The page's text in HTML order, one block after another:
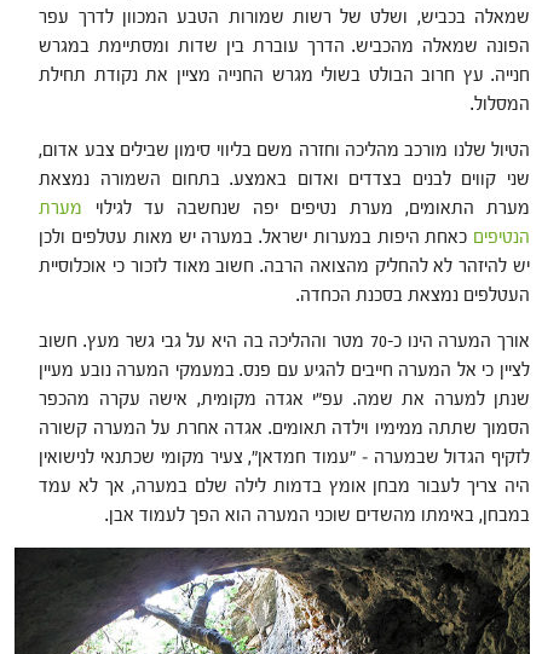
שמאלה בכביש, ושלט של רשות שמורות הטבע המכוון לדרך עפר
הפונה שמאלה מהכביש. הדרך עוברת בין שדות ומסתיימת במגרש
חנייה. עץ חרוב הבולט בשולי מגרש החנייה מציין את נקודת תחילת
המסלול.
הטיול שלנו מורכב מהליכה וחזרה משם בליווי סימון שבילים צבע אדום,
שני קווים לבנים בצדדים ואדום באמצע. בתחום השמורה נמצאת
מערת התאומים, מערת נטיפים יפה שנחשבה עד לגילוי מערת
הנטיפים כאחת היפות במערות ישראל. במערה יש מאות עטלפים ולכן
יש להיזהר לא להחליק מהצואה הרבה. חשוב מאוד לזכור כי אוכלוסיית
העטלפים נמצאת בסכנת הכחדה.
אורך המערה הינו כ-70 מטר וההליכה בה היא על גבי גשר מעץ. חשוב
לציין כי אל המערה חייבים להגיע עם פנס. במעמקי המערה נובע מעיין
שנתן למערה את שמה. עפ"י אגדה מקומית, אישה עקרה מהכפר
הסמוך שתתה ממימיו וילדה תאומים. אגדה אחרת על המערה קשורה
לזקיף הגדול שבמערה – "עמוד חמדאן", צעיר מקומי שכתנאי לנישואין
היה צריך לעבור מבחן אומץ בדמות לילה שלם במערה, אך לא עמד
במבחן, באימתו מהשדים שוכני המערה הוא הפך לעמוד אבן.